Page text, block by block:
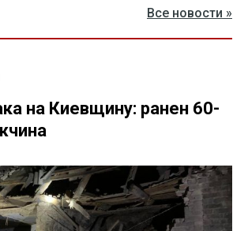
Все новости »
на Киевщину: ранен 60-